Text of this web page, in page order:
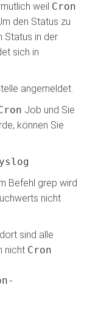
weil Cron
den Status zu
Status in der
sich in
angemeldet.
Job und Sie
können Sie
Befehl grep wird
nicht
sind alle
nicht Cron